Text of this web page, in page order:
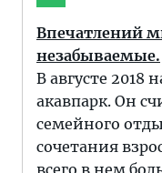
Впечатлений
незабываемые.
В августе 2018
акавпарк. Он
семейного
сочетания
всего в нем